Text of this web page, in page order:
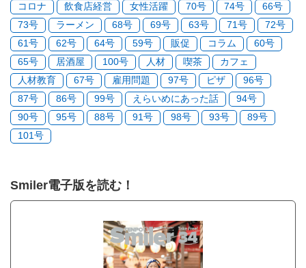
コロナ 飲食店経営 女性活躍 70号 74号
66号
73号
ラーメン 68号 69号 63号 71号
72号
61号
62号 64号 59号 販促 コラム
60号
65号
居酒屋 100号 人材 喫茶
カフェ
人材教育
67号 雇用問題 97号 ピザ
96号
87号
86号 99号 えらいめにあった話
94号
90号
95号 88号 91号 98号 93号
89号
101号
Smiler電子版を読む！